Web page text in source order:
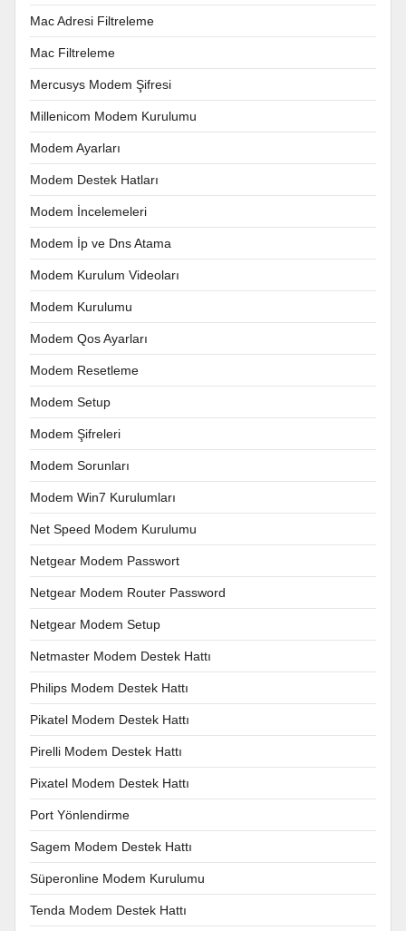
Mac Adresi Filtreleme
Mac Filtreleme
Mercusys Modem Şifresi
Millenicom Modem Kurulumu
Modem Ayarları
Modem Destek Hatları
Modem İncelemeleri
Modem İp ve Dns Atama
Modem Kurulum Videoları
Modem Kurulumu
Modem Qos Ayarları
Modem Resetleme
Modem Setup
Modem Şifreleri
Modem Sorunları
Modem Win7 Kurulumları
Net Speed Modem Kurulumu
Netgear Modem Passwort
Netgear Modem Router Password
Netgear Modem Setup
Netmaster Modem Destek Hattı
Philips Modem Destek Hattı
Pikatel Modem Destek Hattı
Pirelli Modem Destek Hattı
Pixatel Modem Destek Hattı
Port Yönlendirme
Sagem Modem Destek Hattı
Süperonline Modem Kurulumu
Tenda Modem Destek Hattı